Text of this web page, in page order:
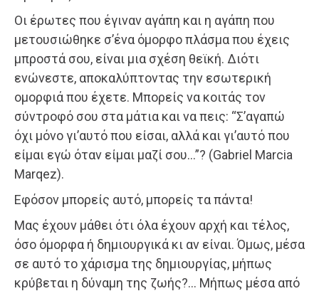
Οι έρωτες που έγιναν αγάπη και η αγάπη που
μετουσιώθηκε σ’ένα όμορφο πλάσμα που έχεις
μπροστά σου, είναι μια σχέση θεϊκή. Διότι
ενώνεστε, αποκαλύπτοντας την εσωτερική
ομορφιά που έχετε. Μπορείς να κοιτάς τον
σύντροφό σου στα μάτια και να πεις: “Σ’αγαπώ
όχι μόνο γι’αυτό που είσαι, αλλά και γι’αυτό που
είμαι εγώ όταν είμαι μαζί σου…”? (Gabriel Marcia
Marqez).
Εφόσον μπορείς αυτό, μπορείς τα πάντα!
Μας έχουν μάθει ότι όλα έχουν αρχή και τέλος,
όσο όμορφα ή δημιουργικά κι αν είναι. Όμως, μέσα
σε αυτό το χάρισμα της δημιουργίας, μήπως
κρύβεται η δύναμη της ζωής?… Μήπως μέσα από